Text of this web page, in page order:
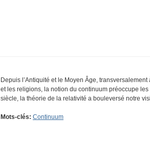
Depuis l’Antiquité et le Moyen Âge,
et les religions, la notion du continuum préoccupe les
siècle, la théorie de la relativité a bouleversé notre
Mots-clés: Continuum